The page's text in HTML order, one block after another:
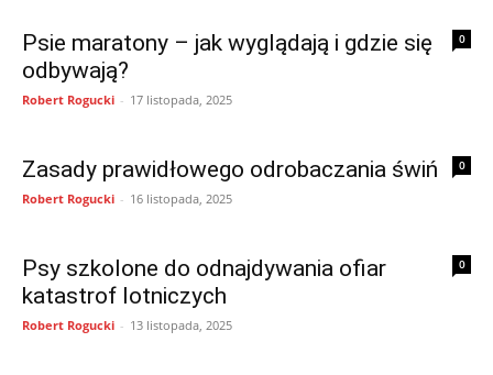
0
Psie maratony – jak wyglądają i gdzie się
odbywają?
Robert Rogucki - 17 listopada, 2025
0
Zasady prawidłowego odrobaczania świń
Robert Rogucki - 16 listopada, 2025
0
Psy szkolone do odnajdywania ofiar
katastrof lotniczych
Robert Rogucki - 13 listopada, 2025